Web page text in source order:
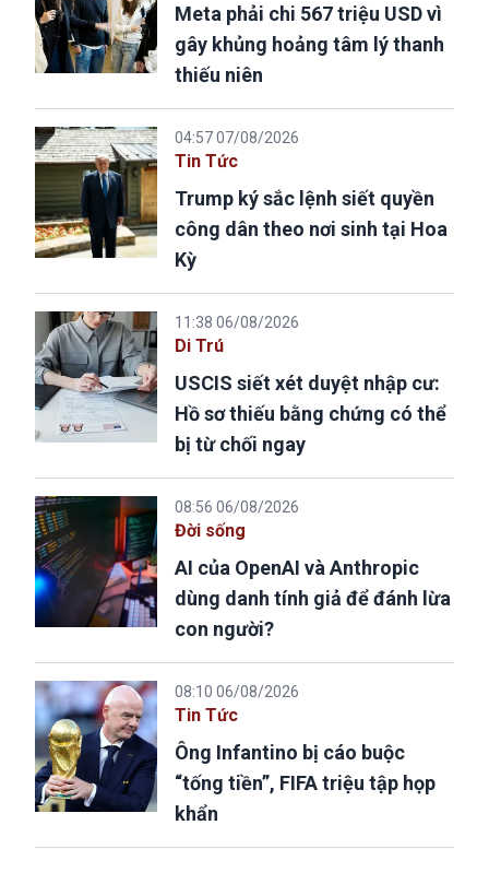
Meta phải chi 567 triệu USD vì
gây khủng hoảng tâm lý thanh
thiếu niên
04:57 07/08/2026
Tin Tức
Trump ký sắc lệnh siết quyền
công dân theo nơi sinh tại Hoa
Kỳ
11:38 06/08/2026
Di Trú
USCIS siết xét duyệt nhập cư:
Hồ sơ thiếu bằng chứng có thể
bị từ chối ngay
08:56 06/08/2026
Đời sống
AI của OpenAI và Anthropic
dùng danh tính giả để đánh lừa
con người?
08:10 06/08/2026
Tin Tức
Ông Infantino bị cáo buộc
“tống tiền”, FIFA triệu tập họp
khẩn